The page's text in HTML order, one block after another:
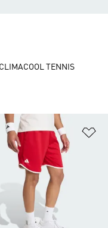
à Lista de Desejos
TENNIS